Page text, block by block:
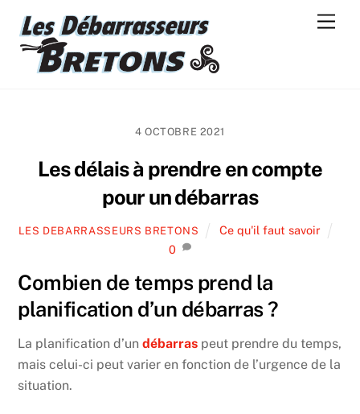
content
4 OCTOBRE 2021
Les délais à prendre en compte
pour un débarras
LES DEBARRASSEURS BRETONS
Ce qu'il faut savoir
0
Combien de temps prend la
planification d’un débarras ?
La planification d’undébarras peut prendre du temps,
mais celui-ci peut varier en fonction de l’urgence de la
situation.